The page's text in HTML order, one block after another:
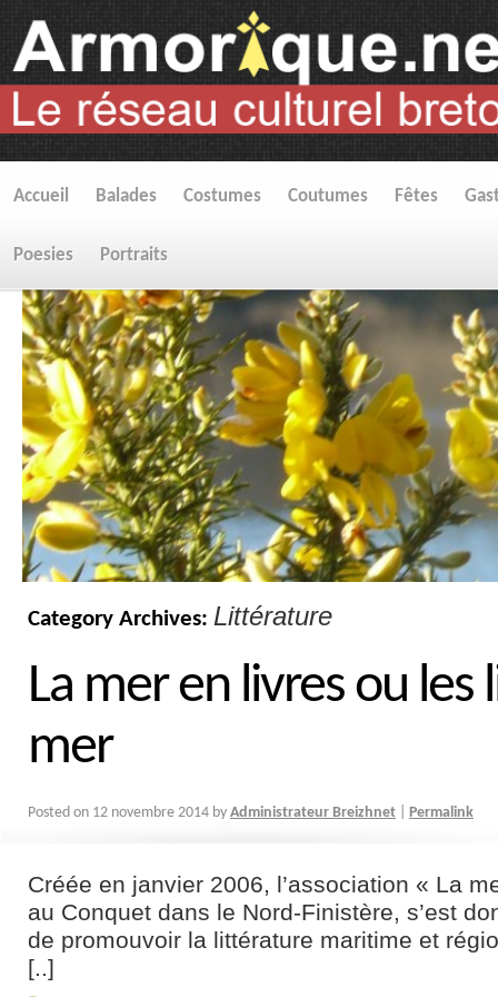
Accueil Balades Costumes Coutumes Fêtes
Poesies Portraits
Category Archives: Littérature
La mer en livres ou les
mer
Posted on 12 novembre 2014 by Administrateur Breizhnet Permalink
Créée en janvier 2006, l’association « La
au Conquet dans le Nord-Finistère, s’est
de promouvoir la littérature maritime et
[..]